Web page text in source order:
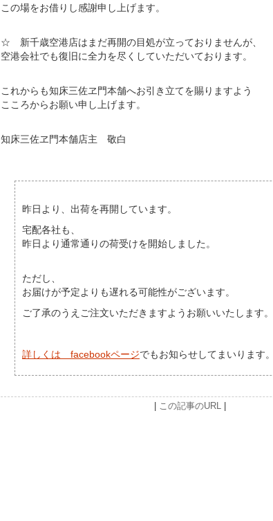
この場をお借りし感謝申し上げます。
☆ 新千歳空港店はまだ再開の目処が立っておりませんが、
空港会社でも復旧に全力を尽くしていただいております。
これからも知床三佐ヱ門本舗へお引き立てを賜りますよう
こころからお願い申し上げます。
知床三佐ヱ門本舗店主 敬白
昨日より、出荷を再開しています。
宅配各社も、
昨日より通常通りの荷受けを開始しました。
ただし、
お届けが予定よりも遅れる可能性がございます。
ご了承のうえご注文いただきますようお願いいたします。
詳しくは facebookページでもお知らせしてまいります。
この記事のURL|